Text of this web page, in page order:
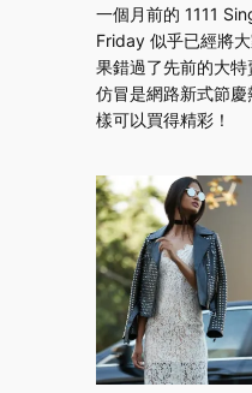
一個月前的 1111
Friday 似乎已經將
果錯過了先前的大
仿冒是網路新式節
樣可以買得精彩！